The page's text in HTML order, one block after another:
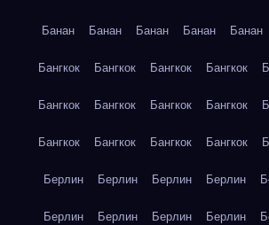
Банан Банан Банан Банан Банан
Бангкок Бангкок Бангкок Бангкок
Бангкок Бангкок Бангкок Бангкок
Бангкок Бангкок Бангкок Бангкок
Берлин Берлин Берлин Берлин
Берлин Берлин Берлин Берлин